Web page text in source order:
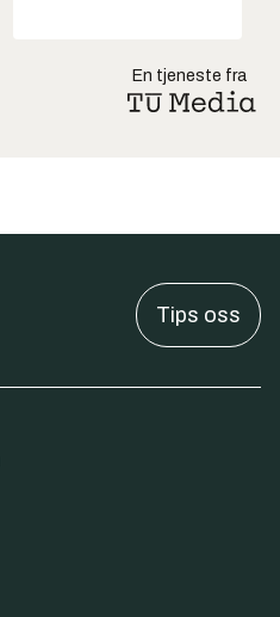
En tjeneste fra
Tips oss